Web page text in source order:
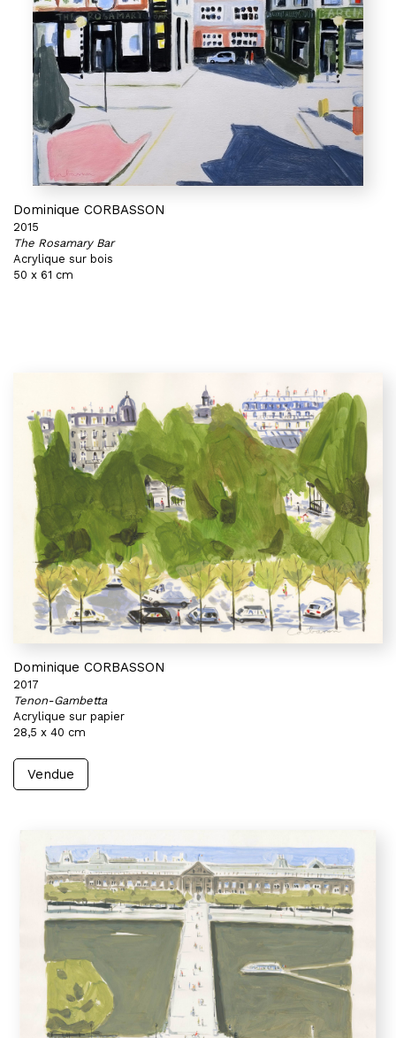
Dominique CORBASSON
2015
The Rosamary Bar
Acrylique sur bois
50 x 61 cm
Dominique CORBASSON
2017
Tenon-Gambetta
Acrylique sur papier
28,5 x 40 cm
Vendue